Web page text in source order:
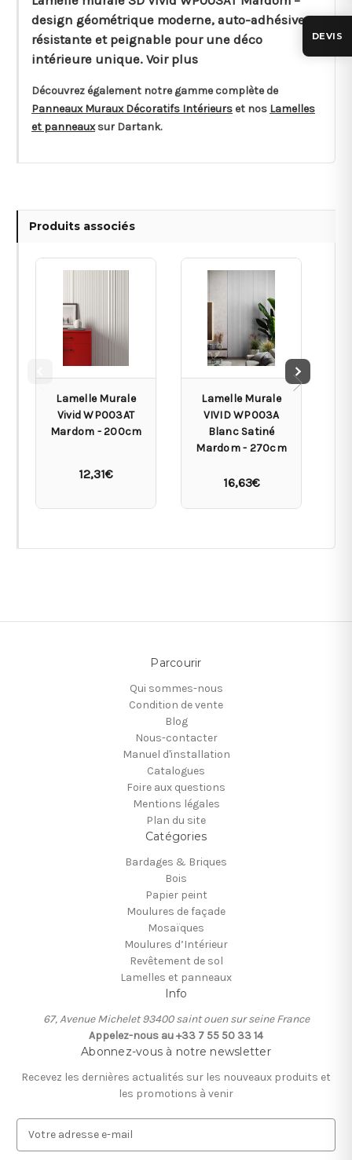
design géométrique moderne, auto-adhésive,
résistante et peignable pour une déco
intérieure unique. Voir plus
Découvrez également notre gamme complète de
Panneaux Muraux Décoratifs Intérieurs et nos Lamelles
et panneauxsur Dartank.
Produits associés
Lamelle Murale
Vivid WP003AT
Mardom - 200cm
12,31€
Lamelle Murale
VIVID WP003A
Blanc Satiné
Mardom - 270cm
16,63€
Parcourir
Qui sommes-nous
Condition de vente
Blog
Nous-contacter
Manuel d'installation
Catalogues
Foire aux questions
Mentions légales
Plan du site
Catégories
Bardages & Briques
Bois
Papier peint
Moulures de façade
Mosaïques
Moulures d’Intérieur
Revêtement de sol
Lamelles et panneaux
Info
67, Avenue Michelet 93400 saint ouen sur seine France
Appelez-nous au +33 7 55 50 33 14
Abonnez-vous à notre newsletter
Recevez les dernières actualités sur les nouveaux produits et
les promotions à venir
DEVIS